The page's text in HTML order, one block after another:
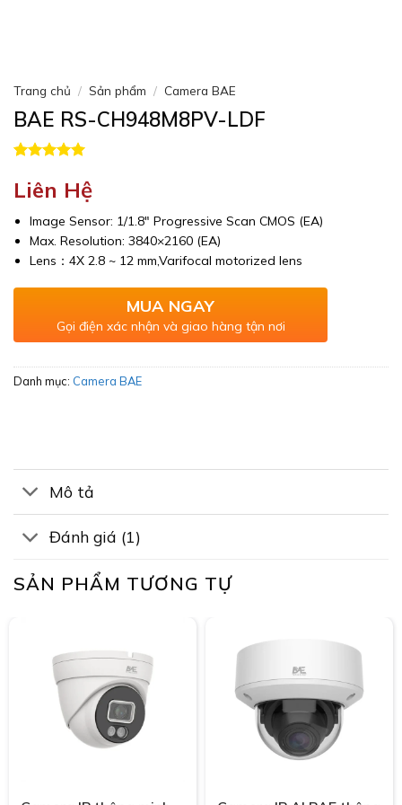
Trang chủ / Sản phẩm / Camera BAE
BAE RS-CH948M8PV-LDF
dựa trên
đánh giá
Liên Hệ
Image Sensor: 1/1.8″ Progressive Scan CMOS (EA)
Max. Resolution: 3840×2160 (EA)
Lens：4X 2.8 ~ 12 mm,Varifocal motorized lens
MUA NGAY
Gọi điện xác nhận và giao hàng tận nơi
Danh mục: Camera BAE
Mô tả
Đánh giá (1)
SẢN PHẨM TƯƠNG TỰ